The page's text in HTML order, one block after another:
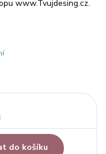
www.Tvujdesing.cz.
do košíku